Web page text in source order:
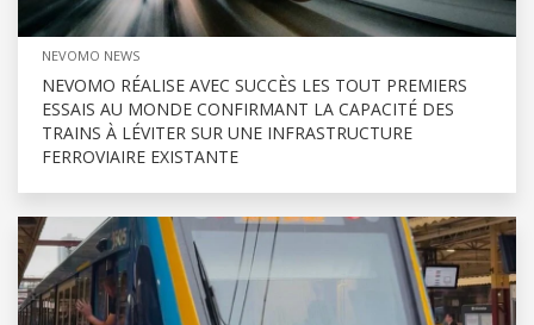
NEVOMO NEWS
NEVOMO RÉALISE AVEC SUCCÈS LES TOUT PREMIERS
ESSAIS AU MONDE CONFIRMANT LA CAPACITÉ DES
TRAINS À LÉVITER SUR UNE INFRASTRUCTURE
FERROVIAIRE EXISTANTE